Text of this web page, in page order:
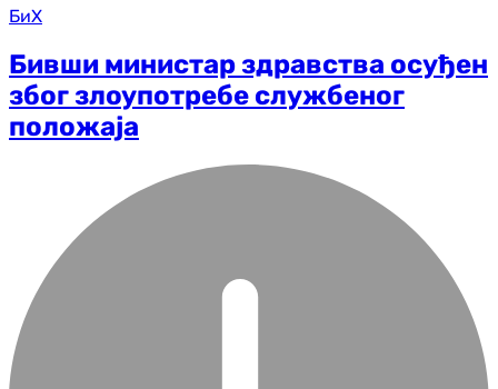
БиХ
Бивши министар здравства осуђен
због злоупотребе службеног
положаја